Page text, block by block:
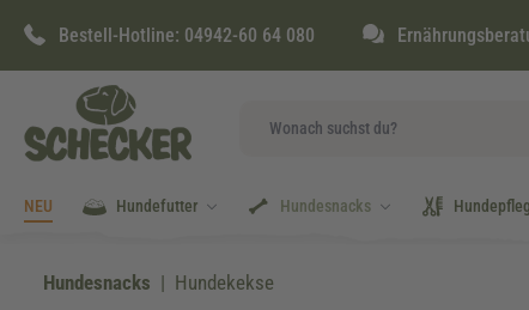
Zur Hauptnavigation springen
Bestell-Hotline: 04942-60 64 080
NEU Hundefutter Hundesnacks
Hundesnacks Hundekekse